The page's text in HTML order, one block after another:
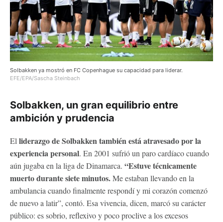
Solbakken ya mostró en FC Copenhague su capacidad para liderar.
EFE/EPA/Sascha Steinbach
Solbakken, un gran equilibrio entre
ambición y prudencia
El liderazgo de Solbakken también está atravesado por la
experiencia personal. En 2001 sufrió un paro cardíaco cuando
aún jugaba en la liga de Dinamarca. “Estuve técnicamente
muerto durante siete minutos.Me estaban llevando en la
ambulancia cuando finalmente respondí y mi corazón comenzó
de nuevo a latir”, contó. Esa vivencia, dicen, marcó su carácter
público: es sobrio, reflexivo y poco proclive a los excesos